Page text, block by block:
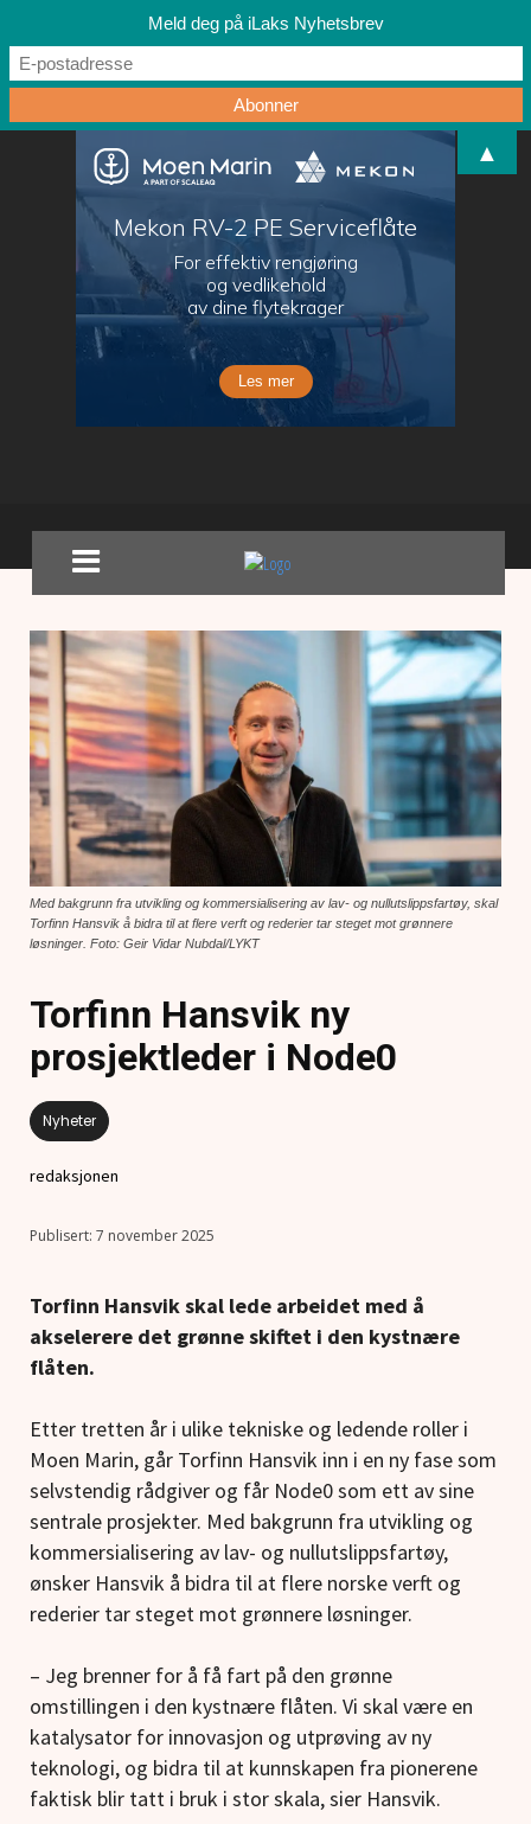
Med bakgrunn fra utvikling og kommersialisering av lav- og nullutslippsfartøy, skal
Torfinn Hansvik å bidra til at flere verft og rederier tar steget mot grønnere
løsninger. Foto: Geir Vidar Nubdal/LYKT
Torfinn Hansvik ny
prosjektleder i Node0
Nyheter
redaksjonen
7 november 2025
Torfinn Hansvik skal lede arbeidet med å
akselerere det grønne skiftet i den kystnære
flåten.
Etter tretten år i ulike tekniske og ledende roller i
Moen Marin, går Torfinn Hansvik inn i en ny fase som
selvstendig rådgiver og får Node0 som ett av sine
sentrale prosjekter. Med bakgrunn fra utvikling og
kommersialisering av lav- og nullutslippsfartøy,
ønsker Hansvik å bidra til at flere norske verft og
rederier tar steget mot grønnere løsninger.
– Jeg brenner for å få fart på den grønne
omstillingen i den kystnære flåten. Vi skal være en
katalysator for innovasjon og utprøving av ny
teknologi, og bidra til at kunnskapen fra pionerene
faktisk blir tatt i bruk i stor skala, sier Hansvik.
Meld deg på iLaks Nyhetsbrev
▲